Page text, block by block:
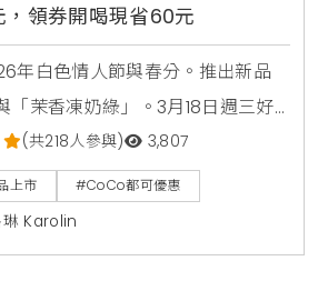
領券開喝現省60元
年白色情人節與春分。推出新品
「茉香凍奶綠」。3月18日週三好
送1優惠。此外。百香雙響炮與茉
杯99元限時活動。是春季不可錯
(共218人參與) 3,807
上市 #CoCo都可優惠
Karolin